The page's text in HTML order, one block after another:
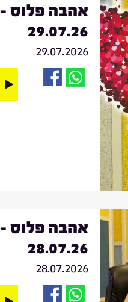
אהבה פלוס -
29.07.26
29.07.2026
אהבה פלוס -
28.07.26
28.07.2026